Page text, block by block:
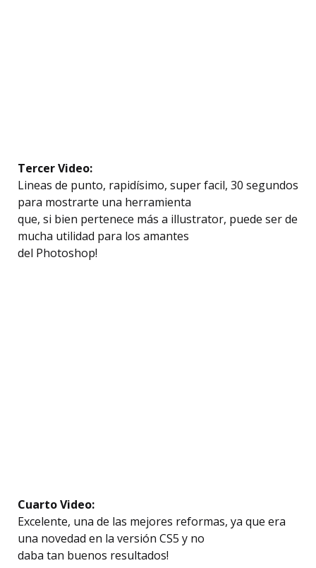
Tercer Video:
Lineas de punto, rapidísimo, super facil, 30 segundos
para mostrarte una herramienta
que, si bien pertenece más a illustrator, puede ser de
mucha utilidad para los amantes
del Photoshop!
Cuarto Video:
Excelente, una de las mejores reformas, ya que era
una novedad en la versión CS5 y no
daba tan buenos resultados!